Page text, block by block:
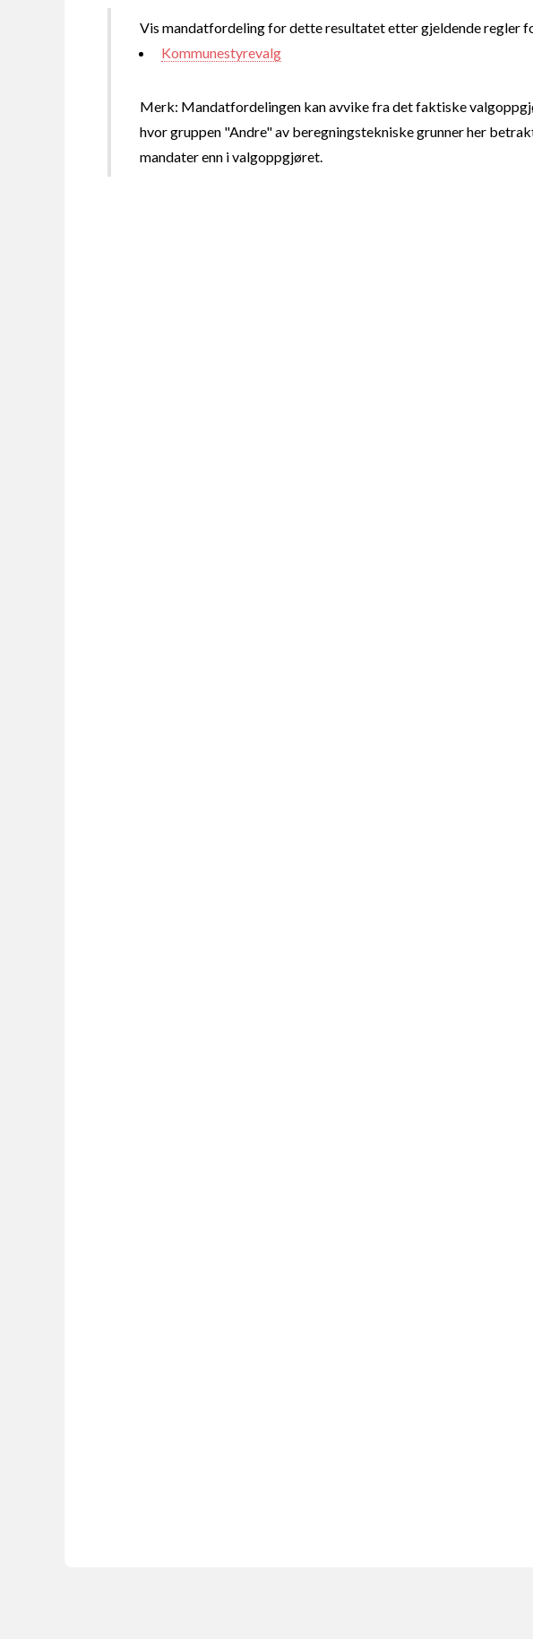
Vis mandatfordeling for dette resultatet etter gjeldende regler
Kommunestyrevalg
Merk: Mandatfordelingen kan avvike fra det faktiske
hvor gruppen "Andre" av beregningstekniske grunner her
mandater enn i valgoppgjøret.